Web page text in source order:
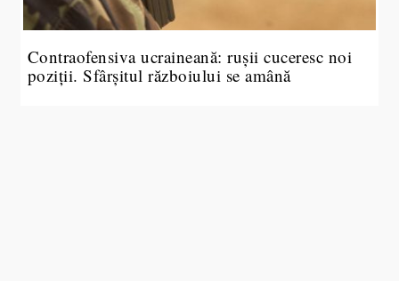
Contraofensiva ucraineană: rușii cuceresc noi
poziții. Sfârșitul războiului se amână